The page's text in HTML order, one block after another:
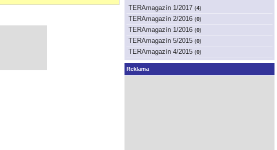
TERAmagazín 1/2017 (4)
TERAmagazín 2/2016 (0)
TERAmagazín 1/2016 (0)
TERAmagazín 5/2015 (0)
TERAmagazín 4/2015 (0)
Reklama